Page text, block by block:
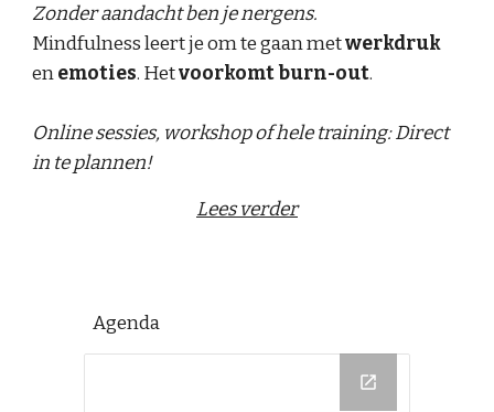
Zonder aandacht ben je nergens.
Mindfulness leert je om te gaan metwerkdruk
enemoties. Hetvoorkomt burn-out.
Online sessies, workshop of hele training: Direct
in te plannen!
Lees verder
Agenda